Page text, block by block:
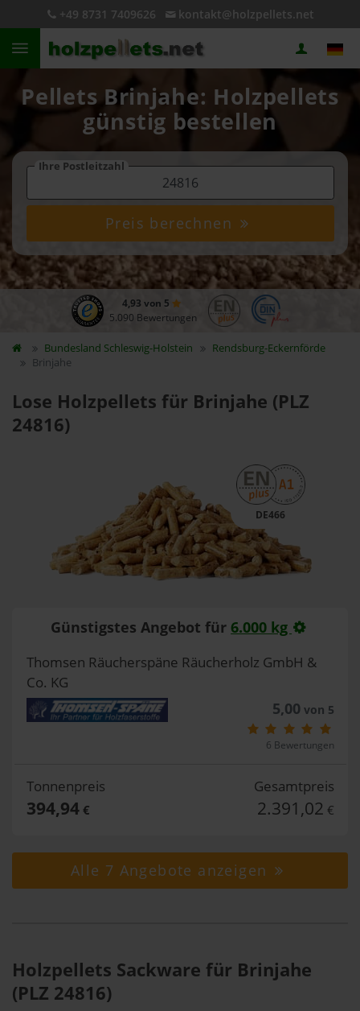
+49 8731 7409626 kontakt@holzpellets.net
Pellets Brinjahe: Holzpellets
günstig bestellen
Ihre Postleitzahl
Preis berechnen
4,93 von 5
5.090 Bewertungen
Bundesland Schleswig-Holstein
Rendsburg-Eckernförde
Brinjahe
Lose Holzpellets für Brinjahe (PLZ
24816)
DE466
Günstigstes Angebot für 6.000 kg
Thomsen Räucherspäne Räucherholz GmbH &
Co. KG
5,00 von 5
6 Bewertungen
Tonnenpreis
394,94€
Gesamtpreis
2.391,02 €
Alle 7 Angebote anzeigen
Holzpellets Sackware für Brinjahe
(PLZ 24816)